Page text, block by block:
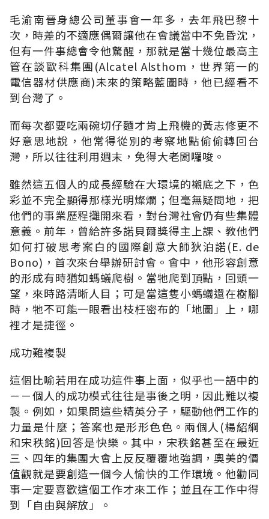
毛渝南晉身總公司董事會一年多，去年飛巴黎十
次，時差的不適應偶爾讓他在會議當中不免昏沈，
但有一件事總會令他驚醒，那就是當十幾位最高主
管在談歐科集團(Alcatel Alsthom，世界第一的
電信器材供應商)未來的策略藍圖時，他已經看不
到台灣了。
而每次都要吃兩碗切仔麵才肯上飛機的黃志修更不
好意思地說，他常得從別的考察地點偷偷轉回台
灣，所以往往利用週末，免得大老闆囉唆。
雖然這五個人的成長經驗在大環境的襯底之下，色
彩並不完全顯得那樣光明燦爛；但毫無疑問地，把
他們的事業歷程攤開來看，對台灣社會仍有些集體
意義。前年，曾給許多諾貝爾獎得主上課、教他們
如何打破思考案白的國際創意大師狄泊諾(E. de
Bono)，首次來台舉辦研討會。會中，他形容創意
的形成有時猶如螞蟻爬樹。當牠爬到頂點，回頭一
望，來時路清晰人目；可是當這隻小螞蟻還在樹腳
時，牠不可能一眼看出枝枉密布的「地圖」上，哪
裡才是捷徑。
成功難複製
這個比喻若用在成功這件事上面，似乎也一語中的
－－個人的成功模式往往是事後之明，因此難以複
製。例如，如果問這些精英分子，驅動他們工作的
力量是什麼；答案也是形形色色。兩個人(楊紹綱
和宋秩銘)回答是快樂。其中，宋秩銘甚至在最近
三、四年的集團大會上反反覆覆地強調，奧美的價
值觀就是要創造一個今人愉快的工作環境。他勸同
事一定要喜歡這個工作才來工作；並且在工作中得
到「自由與解放」。